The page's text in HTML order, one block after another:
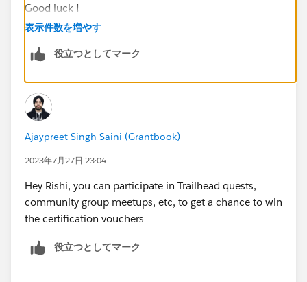
Good luck !
BR
表示件数を増やす
役立つとしてマーク
Ajaypreet Singh Saini (Grantbook)
2023年7月27日 23:04
Hey Rishi, you can participate in Trailhead quests,
community group meetups, etc, to get a chance to win
the certification vouchers
役立つとしてマーク